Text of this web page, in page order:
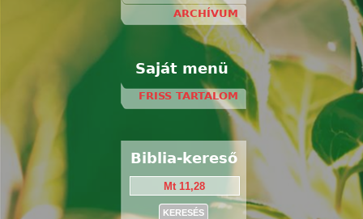
ARCHÍVUM
Saját menü
FRISS TARTALOM
Biblia-kereső